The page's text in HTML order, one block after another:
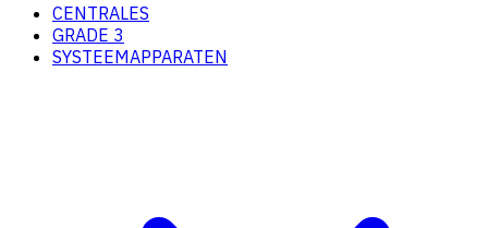
CENTRALES
GRADE 3
SYSTEEMAPPARATEN